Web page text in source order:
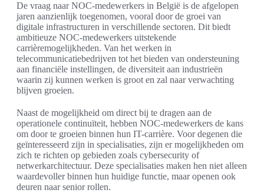
De vraag naar NOC-medewerkers in België is de afgelopen
jaren aanzienlijk toegenomen, vooral door de groei van
digitale infrastructuren in verschillende sectoren. Dit biedt
ambitieuze NOC-medewerkers uitstekende
carrièremogelijkheden. Van het werken in
telecommunicatiebedrijven tot het bieden van ondersteuning
aan financiële instellingen, de diversiteit aan industrieën
waarin zij kunnen werken is groot en zal naar verwachting
blijven groeien.
Naast de mogelijkheid om direct bij te dragen aan de
operationele continuïteit, hebben NOC-medewerkers de kans
om door te groeien binnen hun IT-carrière. Voor degenen die
geïnteresseerd zijn in specialisaties, zijn er mogelijkheden om
zich te richten op gebieden zoals cybersecurity of
netwerkarchitectuur. Deze specialisaties maken hen niet alleen
waardevoller binnen hun huidige functie, maar openen ook
deuren naar senior rollen.